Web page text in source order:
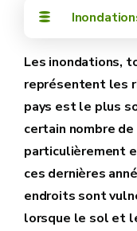
Les inondations,
représentent les
pays est le plus
certain nombre
particulièrement
ces dernières
endroits sont
lorsque le sol et